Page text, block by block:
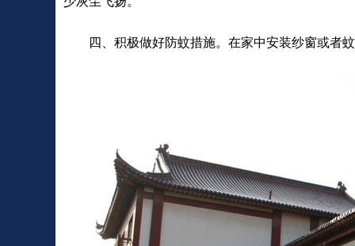
四、积极做好防蚊措施。在家中安装纱窗或者